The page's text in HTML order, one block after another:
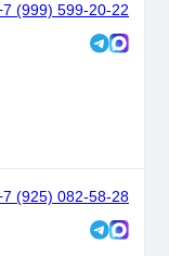
(999) 599-20-22
(925) 082-58-28